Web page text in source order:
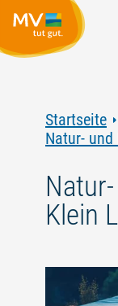
Startseite
Natur-
Klein